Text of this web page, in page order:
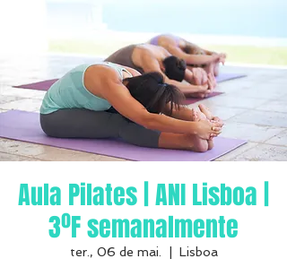
Aula Pilates | ANI Lisboa |
3ºF semanalmente
ter., 06 de mai. Lisboa